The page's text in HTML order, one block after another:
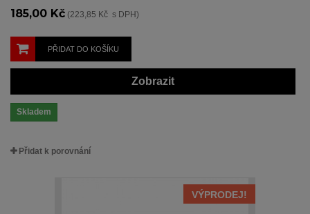
185,00 Kč (223,85 Kč s DPH)
PŘIDAT DO KOŠÍKU
Zobrazit
Skladem
Přidat k porovnání
VÝPRODEJ!